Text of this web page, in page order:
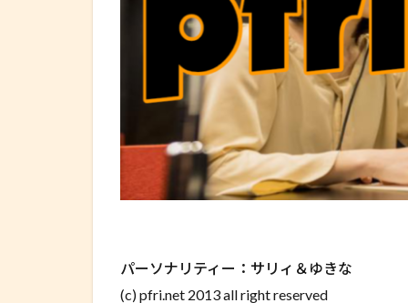
パーソナリティー：サリィ＆ゆきな
(c) pfri.net 2013 all right reserved